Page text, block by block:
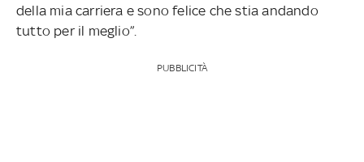
della mia carriera e sono felice che stia andando
tutto per il meglio”.
PUBBLICITÀ